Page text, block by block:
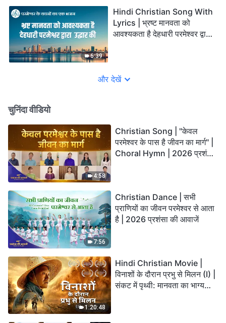
6:39
Hindi Christian Song With
Lyrics | भ्रष्ट मानवता को
आवश्यकता है देहधारी परमेश्वर द्वारा
और देखें
चुनिंदा वीडियो
4:58
Christian Song | "केवल
परमेश्वर के पास है जीवन का मार्ग" |
Choral Hymn | 2026 प्रशंसा
7:56
Christian Dance | सभी
प्राणियों का जीवन परमेश्वर से आता
है | 2026 प्रशंसा की आवाजें
1:20:48
Hindi Christian Movie |
विनाशों के दौरान प्रभु से मिलन (I) |
संकट में पृथ्वी: मानवता का भाग्य